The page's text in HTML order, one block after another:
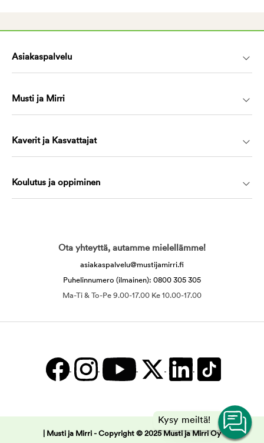
Asiakaspalvelu
Musti ja Mirri
Kaverit ja Kasvattajat
Koulutus ja oppiminen
Ota yhteyttä, autamme mielellämme!
asiakaspalvelu@mustijamirri.fi
Puhelinnumero (ilmainen): 0800 305 305
Ma-Ti & To-Pe 9.00-17.00 Ke 10.00-17.00
| Musti ja Mirri - Copyright © 2025 Musti ja Mirri Oy
Kysy meiltä!